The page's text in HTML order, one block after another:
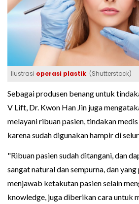
Ilustrasi operasi plastik. (Shutterstock)
Sebagai produsen benang untuk
V Lift, Dr. Kwon Han Jin juga
melayani ribuan pasien, tindakan
karena sudah digunakan hampir di
"Ribuan pasien sudah ditangani, dan
sangat natural dan sempurna, dan
menjawab ketakutan pasien selain
knowledge, juga diberikan cara untuk